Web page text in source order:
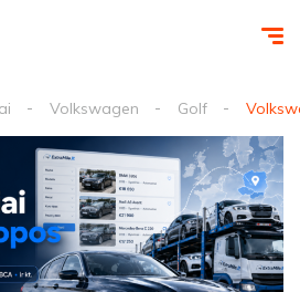
Volkswagen Golf